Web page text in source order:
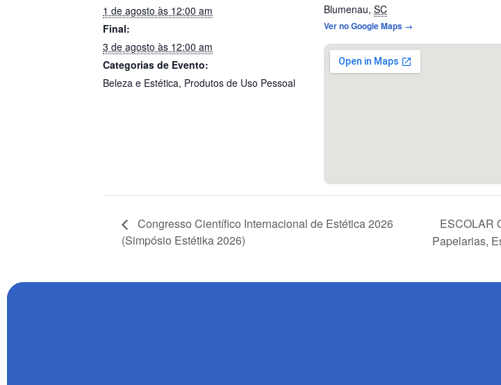
1 de agosto às 12:00 am
Final:
3 de agosto às 12:00 am
Categorias de Evento:
Beleza e Estética, Produtos de Uso Pessoal
Blumenau, SC
Ver no Google Maps →
Congresso Científico Internacional de Estética 2026
(Simpósio Estétika 2026)
ESCOLAR
Papelarias,